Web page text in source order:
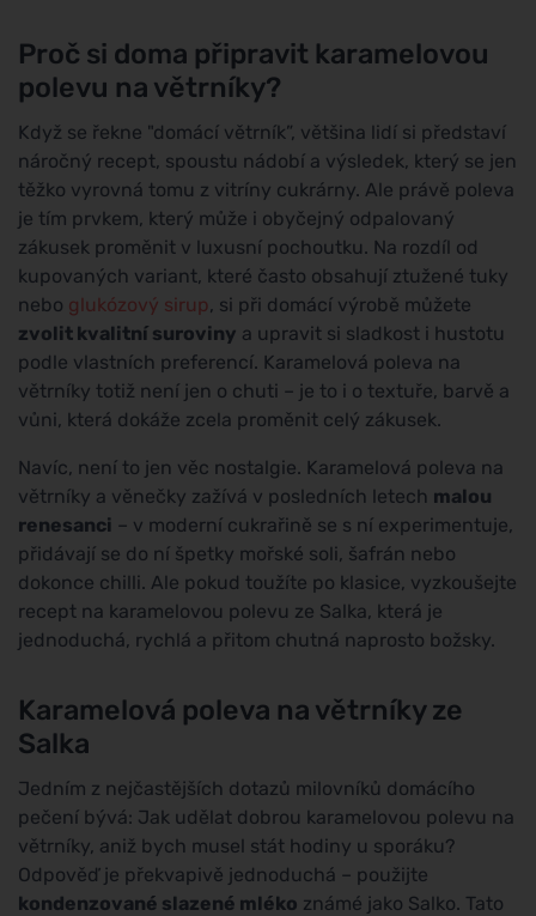
Proč si doma připravit karamelovou
polevu na větrníky?
Když se řekne "domácí větrník”, většina lidí si představí
náročný recept, spoustu nádobí a výsledek, který se jen
těžko vyrovná tomu z vitríny cukrárny. Ale právě poleva
je tím prvkem, který může i obyčejný odpalovaný
zákusek proměnit v luxusní pochoutku. Na rozdíl od
kupovaných variant, které často obsahují ztužené tuky
nebo glukózový sirup, si při domácí výrobě můžete
zvolit kvalitní suroviny a upravit si sladkost i hustotu
podle vlastních preferencí. Karamelová poleva na
větrníky totiž není jen o chuti – je to i o textuře, barvě a
vůni, která dokáže zcela proměnit celý zákusek.
Navíc, není to jen věc nostalgie. Karamelová poleva na
větrníky a věnečky zažívá v posledních letech malou
renesanci – v moderní cukrařině se s ní experimentuje,
přidávají se do ní špetky mořské soli, šafrán nebo
dokonce chilli. Ale pokud toužíte po klasice, vyzkoušejte
recept na karamelovou polevu ze Salka, která je
jednoduchá, rychlá a přitom chutná naprosto božsky.
Karamelová poleva na větrníky ze
Salka
Jedním z nejčastějších dotazů milovníků domácího
pečení bývá: Jak udělat dobrou karamelovou polevu na
větrníky, aniž bych musel stát hodiny u sporáku?
Odpověď je překvapivě jednoduchá – použijte
kondenzované slazené mléko známé jako Salko. Tato